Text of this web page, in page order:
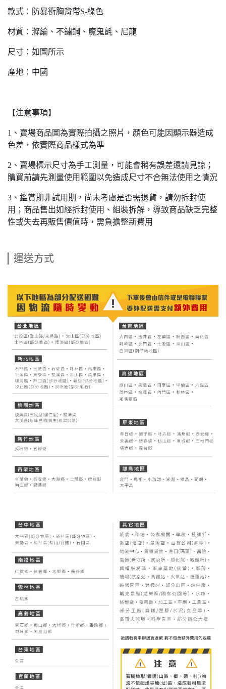
款式：防暴衝胸背帶S-綠色
材質：滌綸、不鏽鋼、魔鬼氈、尼龍
尺寸：如圖所示
產地：中國
【注意事項】
1、賣場商品圖為實際拍攝之照片，顏色可能因顯示器造成
色差，依實際商品樣式為準
2、賣場標示尺寸為手工測量，可能會稍有誤差還請見諒；
購買前請先測量使用範圍以免造成尺寸不合無法使用之情況
3、鑑賞期非試用期，尚未考慮是否需退貨，請勿拆封使
用；商品售出如經拆封使用、組裝拆解，導致商品缺乏完整
性或失去再販售價值時，需負擔整新費用
運送方式